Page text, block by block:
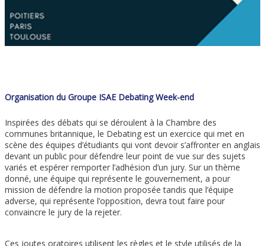
Organisation du Groupe ISAE Debating Week-end
Inspirées des débats qui se déroulent à la Chambre des
communes britannique, le Debating est un exercice qui met en
scène des équipes d’étudiants qui vont devoir s’affronter en anglais
devant un public pour défendre leur point de vue sur des sujets
variés et espérer remporter l’adhésion d’un jury. Sur un thème
donné, une équipe qui représente le gouvernement, a pour
mission de défendre la motion proposée tandis que l’équipe
adverse, qui représente l’opposition, devra tout faire pour
convaincre le jury de la rejeter.
Ces joutes oratoires utilisent les règles et le style utilisés de la